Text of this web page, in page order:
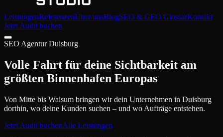
LeistungenReferenzenÜber unsBlogSEO & GEO GlossarKontakt
Jetzt Audit buchen
SEO Agentur Duisburg
Volle Fahrt für deine Sichtbarkeit am
größten Binnenhafen Europas
Von Mitte bis Walsum bringen wir dein Unternehmen in Duisburg
dorthin, wo deine Kunden suchen – und wo Aufträge entstehen.
Jetzt Audit buchenAlle Leistungen